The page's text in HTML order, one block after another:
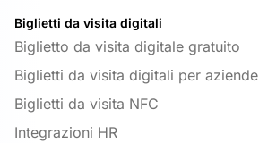
Biglietti da visita digitali
Biglietto da visita digitale gratuito
Biglietti da visita digitali per aziende
Biglietti da visita NFC
Integrazioni HR